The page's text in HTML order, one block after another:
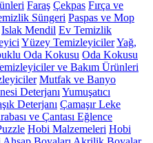
Faraş Çekpas Fırça ve
Süngeri Paspas ve Mop
Islak Mendil Ev Temizlik
Yüzey TemizleyicilerYağ,
Oda Kokusu Oda Kokusu
ve Bakım Ürünleri
Mutfak ve Banyo
Deterjanı Yumuşatıcı
Deterjanı Çamaşır Leke
ve Çantası Eğlence
Hobi Malzemeleri Hobi